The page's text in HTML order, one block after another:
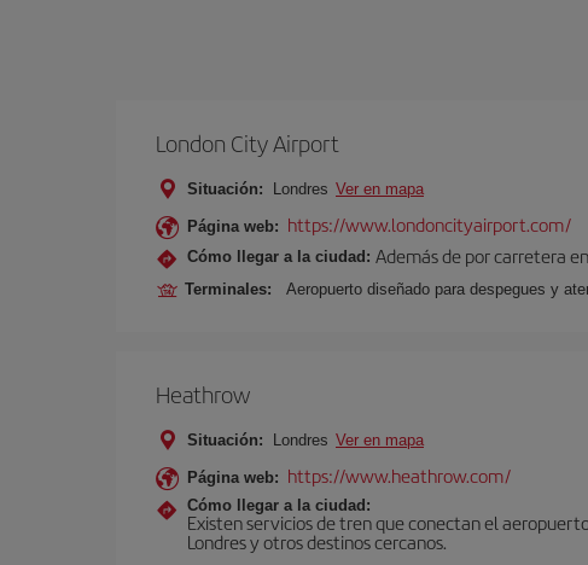
London City Airport
Situación: Londres Ver en mapa
Página web: https://www.londoncityairport.com/
Cómo llegar a la ciudad: Además de por carretera
Terminales: Aeropuerto diseñado para despegues y
Heathrow
Situación: Londres Ver en mapa
Página web: https://www.heathrow.com/
Cómo llegar a la ciudad:
Existen servicios de tren que conectan el
Londres y otros destinos cercanos.